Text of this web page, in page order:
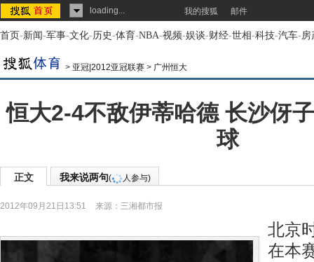
loading... 我的搜狐 邮件
首页-新闻-军事-文化-历史-体育-NBA-视频-娱谈-财经-世相-科技-汽车-房
> 亚冠|2012亚冠联赛 > 广州恒大
恒大2-4不敌伊蒂哈德 长沙伢
球
正文 我来说两句( 人参与)
2012年09月21日13:51 来源： 三湘都市报
北京
在本